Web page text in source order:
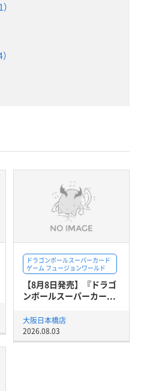
ドラゴンボールスーパーカード
ゲーム フュージョンワールド
【8月8日発売】『ドラゴ
ンボールスーパーカー...
大阪日本橋店
2026.08.03